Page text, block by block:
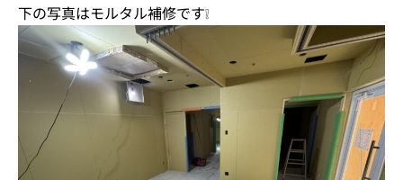
下の写真はモルタル補修です❕